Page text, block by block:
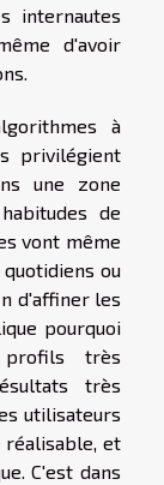
internautes
d'avoir
à
privilégient
une zone
de
vont même
ou
d'affiner les
pourquoi
profils très
très
utilisateurs
réalisable, et
C'est dans